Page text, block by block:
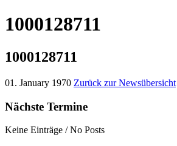
1000128711
1000128711
01. January 1970 Zurück zur Newsübersicht
Nächste Termine
Keine Einträge / No Posts